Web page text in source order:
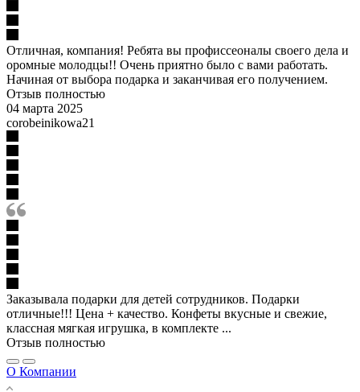
Отличная, компания! Ребята вы профиссеоналы своего дела и
оромные молодцы!! Очень приятно было с вами работать.
Начиная от выбора подарка и заканчивая его получением.
Отзыв полностью
04 марта 2025
corobeinikowa21
Заказывала подарки для детей сотрудников. Подарки
отличные!!! Цена + качество. Конфеты вкусные и свежие,
классная мягкая игрушка, в комплекте ...
Отзыв полностью
О Компании